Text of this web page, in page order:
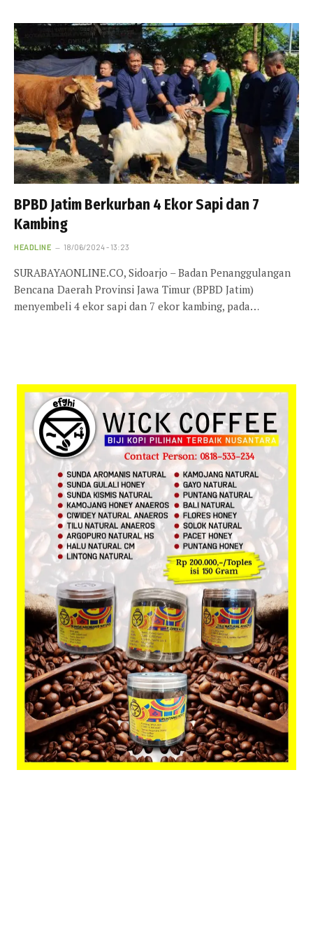
BPBD Jatim Berkurban 4 Ekor Sapi dan 7
Kambing
HEADLINE 18/06/2024 - 13:23
SURABAYAONLINE.CO, Sidoarjo – Badan Penanggulangan
Bencana Daerah Provinsi Jawa Timur (BPBD Jatim)
menyembeli 4 ekor sapi dan 7 ekor kambing, pada…